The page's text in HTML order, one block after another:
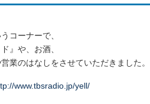
コーナーで、
』や、お酒、
業のはなしをさせていただきました。
www.tbsradio.jp/yell/